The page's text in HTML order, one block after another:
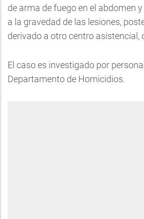
de arma de fuego en el abdomen
a la gravedad de las lesiones,
derivado a otro centro asistencial,
El caso es investigado por
Departamento de Homicidios.